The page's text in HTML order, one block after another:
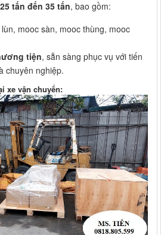
25 tấn đến 35 tấn, bao gồm:
mooc sàn, mooc thùng, mooc
tiện, sẵn sàng phục vụ với tiến
chuyên nghiệp.
xe vận chuyển: